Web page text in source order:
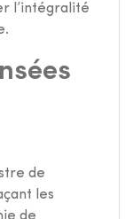
l’intégralité
de
les
de